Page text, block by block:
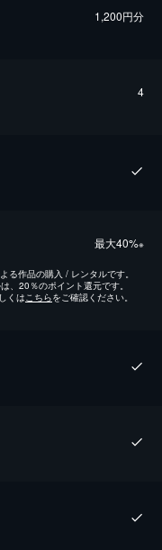
1,200円分
4
最⼤40%※
る作品の購入 / レンタルです。
、20％のポイント還元です。
くはこちらをご確認ください。